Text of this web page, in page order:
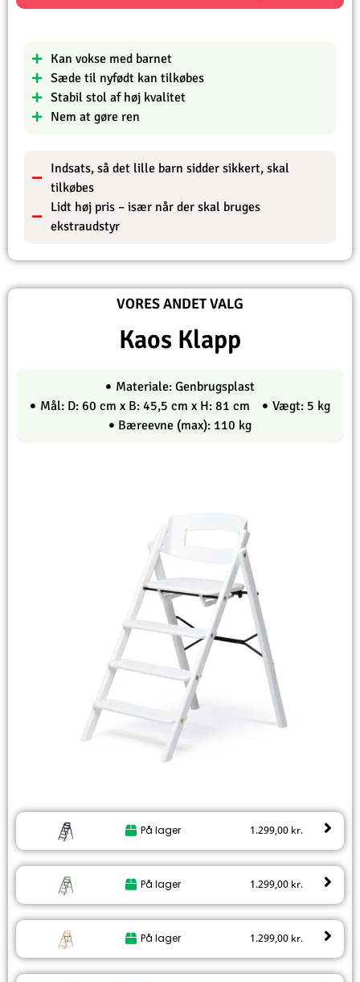
Kan vokse med barnet
Sæde til nyfødt kan tilkøbes
Stabil stol af høj kvalitet
Nem at gøre ren
Indsats, så det lille barn sidder sikkert, skal
tilkøbes
Lidt høj pris – især når der skal bruges
ekstraudstyr
VORES ANDET VALG
Kaos Klapp
Materiale: Genbrugsplast
Mål: D: 60 cm x B: 45,5 cm x H: 81 cm
Vægt: 5 kg
Bæreevne (max): 110 kg
På lager 1.299,00 kr.
På lager 1.299,00 kr.
På lager 1.299,00 kr.